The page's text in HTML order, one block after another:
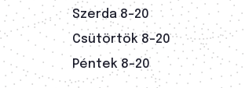
Szerda 8-20
Csütörtök 8-20
Péntek 8-20